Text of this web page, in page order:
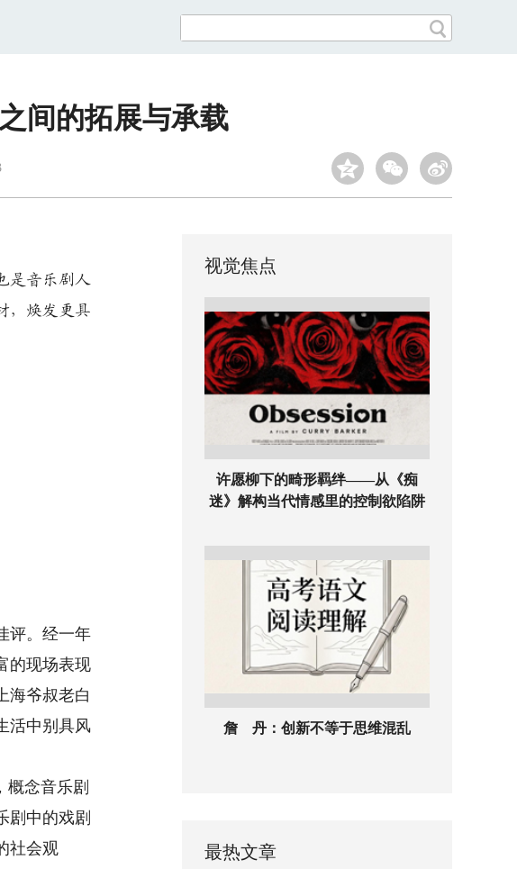
间的拓展与承载
是音乐剧人
，焕发更具
评。经一年
的现场表现
海爷叔老白
活中别具风
念音乐剧
剧中的戏剧
社会观
视觉焦点
许愿柳下的畸形羁绊——从《痴
迷》解构当代情感里的控制欲陷阱
詹 丹：创新不等于思维混乱
最热文章